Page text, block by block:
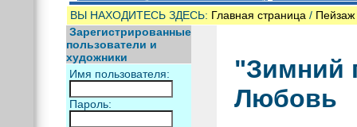
ВЫ НАХОДИТЕСЬ ЗДЕСЬ: Главная страница / Пейзаж
Зарегистрированные
пользователи и
художники
Имя пользователя:
Пароль:
"Зимний
Любовь